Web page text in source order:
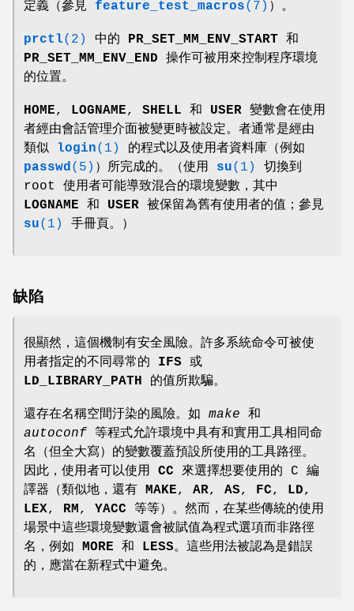
定義（參見 feature_test_macros(7) ）。
prctl(2) 中的 PR_SET_MM_ENV_START 和
PR_SET_MM_ENV_END 操作可被用來控制程序環境
的位置。
HOME, LOGNAME, SHELL 和 USER 變數會在使用
者經由會話管理介面被變更時被設定。者通常是經由
類似
login(1)
的程式以及使用者資料庫（例如
passwd(5) ）所完成的。（使用 su(1)
切換到
root 使用者可能導致混合的環境變數，其中
LOGNAME 和 USER 被保留為舊有使用者的值；參見
su(1) 手冊頁。）
缺陷
很顯然，這個機制有安全風險。許多系統命令可被使
用者指定的不同尋常的 IFS 或
LD_LIBRARY_PATH 的值所欺騙。
還存在名稱空間汙染的風險。如 make 和
autoconf 等程式允許環境中具有和實用工具相同命
名（但全大寫）的變數覆蓋預設所使用的工具路徑。
因此，使用者可以使用 CC 來選擇想要使用的 C 編
譯器（類似地，還有 MAKE, AR, AS, FC, LD,
LEX, RM, YACC 等等）。然而，在某些傳統的使用
場景中這些環境變數還會被賦值為程式選項而非路徑
名，例如 MORE 和 LESS。這些用法被認為是錯誤
的，應當在新程式中避免。